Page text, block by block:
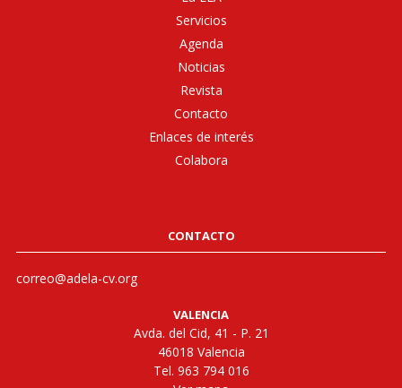
Servicios
Agenda
Noticias
Revista
Contacto
Enlaces de interés
Colabora
CONTACTO
correo@adela-cv.org
VALENCIA
Avda. del Cid, 41 - P. 21
46018 Valencia
Tel. 963 794 016